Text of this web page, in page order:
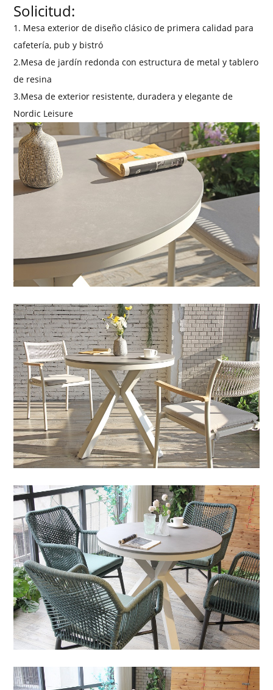
Solicitud:
1. Mesa exterior de diseño clásico de primera calidad para
cafetería, pub y bistró
2.Mesa de jardín redonda con estructura de metal y tablero
de resina
3.Mesa de exterior resistente, duradera y elegante de
Nordic Leisure